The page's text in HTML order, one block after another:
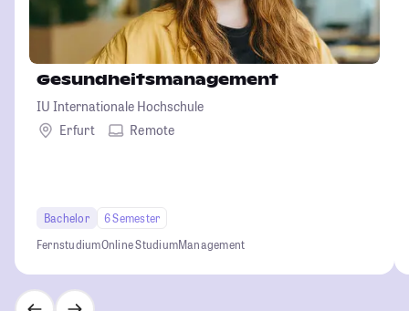
Gesundheitsmanagement
IU Internationale Hochschule
Erfurt
Remote
Bachelor
6 Semester
FernstudiumOnline StudiumManagement